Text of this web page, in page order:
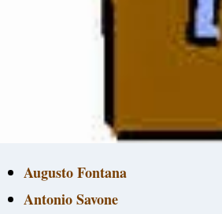
Augusto Fontana
Antonio Savone